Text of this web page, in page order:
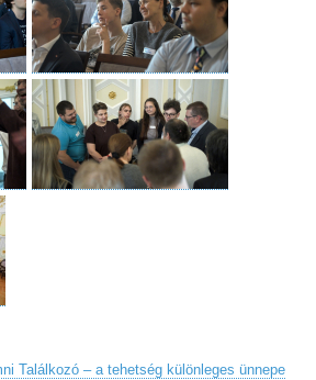
Találkozó – a tehetség különleges ünnepe